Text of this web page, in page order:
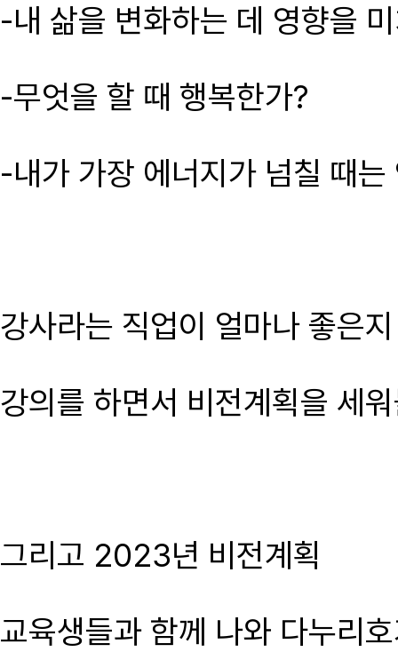
-내 삶을 변화하는 데 영향을
-무엇을 할 때 행복한가?
-내가 가장 에너지가 넘칠 때는
강사라는 직업이 얼마나 좋은
강의를 하면서 비전계획을 세
그리고 2023년 비전계획
교육생들과 함께 나와 다누리